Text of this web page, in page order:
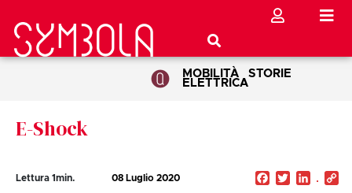
MOBILITÀ
ELETTRICA
STORIE
E-Shock
Lettura 1min. 08 Luglio 2020 Facebook
Twitter